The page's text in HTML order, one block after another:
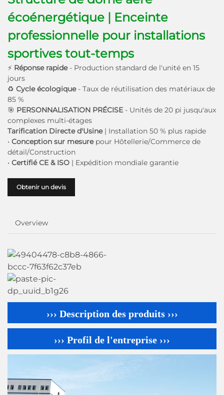
écoénergétique | Enceinte
professionnelle pour installations
sportives tout-temps
⚡ Réponse rapide - Production standard de l'unité en 15
jours
♻ Cycle écologique - Taux de réutilisation des matériaux de
85 %
🎯 PERSONNALISATION PRÉCISE - Unités de 20 pi jusqu'aux
complexes multi-étages
Tarification Directe d'Usine | Installation 50 % plus rapide
• Conception sur mesure pour Hôtellerie/Commerce de
détail/Construction
• Certifié CE & ISO | Expédition mondiale garantie
Obtenir un devis
Overview
››› Description des produits ›››
››› Profil de l'entreprise ›››